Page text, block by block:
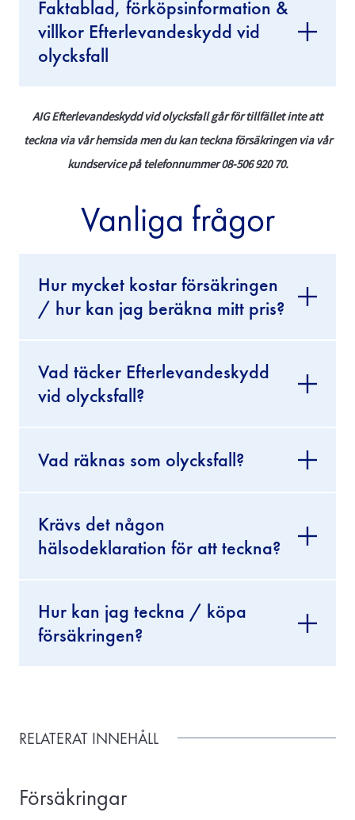
Faktablad, förköpsinformation &
villkor Efterlevandeskydd vid
olycksfall
AIG Efterlevandeskydd vid olycksfall går för tillfället inte att
teckna via vår hemsida men du kan teckna försäkringen via vår
kundservice på telefonnummer 08-506 920 70.
Vanliga frågor
Hur mycket kostar försäkringen
/ hur kan jag beräkna mitt pris?
Vad täcker Efterlevandeskydd
vid olycksfall?
Vad räknas som olycksfall?
Krävs det någon
hälsodeklaration för att teckna?
Hur kan jag teckna / köpa
försäkringen?
RELATERAT INNEHÅLL
Försäkringar